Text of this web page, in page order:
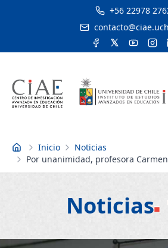
+56 22978
Inicio Inicio
Noticias
Por unanimidad, profesora
directora del Instituto de Estudios
Noticias